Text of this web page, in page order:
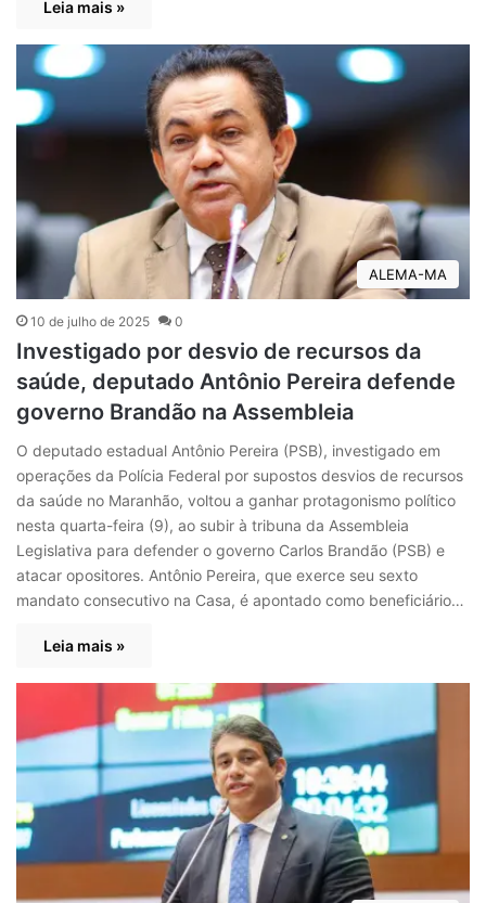
Leia mais »
ALEMA-MA
10 de julho de 2025 0
Investigado por desvio de recursos da
saúde, deputado Antônio Pereira defende
governo Brandão na Assembleia
O deputado estadual Antônio Pereira (PSB), investigado em
operações da Polícia Federal por supostos desvios de recursos
da saúde no Maranhão, voltou a ganhar protagonismo político
nesta quarta-feira (9), ao subir à tribuna da Assembleia
Legislativa para defender o governo Carlos Brandão (PSB) e
atacar opositores. Antônio Pereira, que exerce seu sexto
mandato consecutivo na Casa, é apontado como beneficiário…
Leia mais »